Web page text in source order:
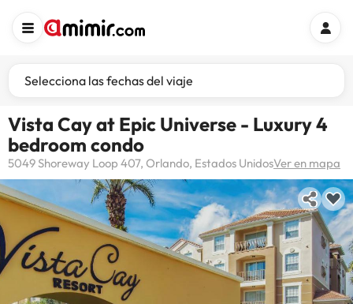
Selecciona las fechas del viaje
Vista Cay at Epic Universe - Luxury 4
bedroom condo
5049 Shoreway Loop 407, Orlando, Estados UnidosVer en mapa